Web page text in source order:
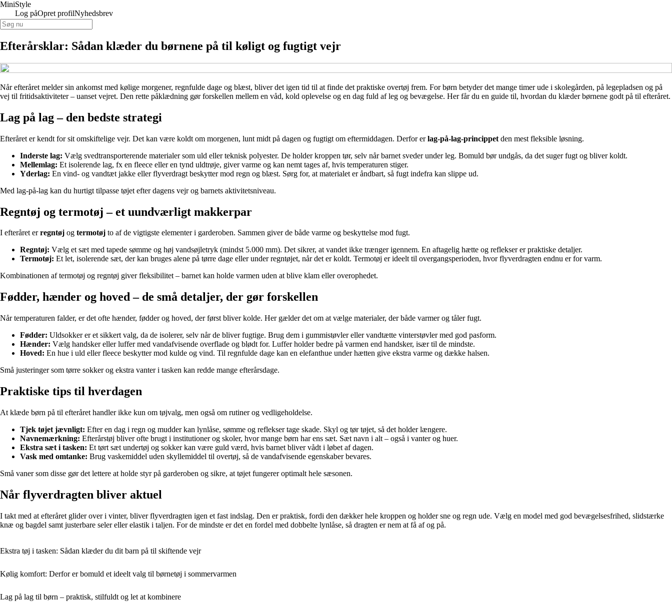
MiniStyle
Log påOpret profilNyhedsbrev
Efterårsklar: Sådan klæder du børnene på til køligt og fugtigt vejr
Når efteråret melder sin ankomst med kølige morgener, regnfulde dage og blæst, bliver det igen tid til at finde det praktiske overtøj frem. For børn betyder det mange timer ude i skolegården, på legepladsen og på
vej til fritidsaktiviteter – uanset vejret. Den rette påklædning gør forskellen mellem en våd, kold oplevelse og en dag fuld af leg og bevægelse. Her får du en guide til, hvordan du klæder børnene godt på til efteråret.
Lag på lag – den bedste strategi
Efteråret er kendt for sit omskiftelige vejr. Det kan være koldt om morgenen, lunt midt på dagen og fugtigt om eftermiddagen. Derfor erlag-på-lag-princippet den mest fleksible løsning.
Inderste lag: Vælg svedtransporterende materialer som uld eller teknisk polyester. De holder kroppen tør, selv når barnet sveder under leg. Bomuld bør undgås, da det suger fugt og bliver koldt.
Mellemlag: Et isolerende lag, fx en fleece eller en tynd uldtrøje, giver varme og kan nemt tages af, hvis temperaturen stiger.
Yderlag: En vind- og vandtæt jakke eller flyverdragt beskytter mod regn og blæst. Sørg for, at materialet er åndbart, så fugt indefra kan slippe ud.
Med lag-på-lag kan du hurtigt tilpasse tøjet efter dagens vejr og barnets aktivitetsniveau.
Regntøj og termotøj – et uundværligt makkerpar
I efteråret erregntøj og termotøj to af de vigtigste elementer i garderoben. Sammen giver de både varme og beskyttelse mod fugt.
Regntøj: Vælg et sæt med tapede sømme og høj vandsøjletryk (mindst 5.000 mm). Det sikrer, at vandet ikke trænger igennem. En aftagelig hætte og reflekser er praktiske detaljer.
Termotøj: Et let, isolerende sæt, der kan bruges alene på tørre dage eller under regntøjet, når det er koldt. Termotøj er ideelt til overgangsperioden, hvor flyverdragten endnu er for varm.
Kombinationen af termotøj og regntøj giver fleksibilitet – barnet kan holde varmen uden at blive klam eller overophedet.
Fødder, hænder og hoved – de små detaljer, der gør forskellen
Når temperaturen falder, er det ofte hænder, fødder og hoved, der først bliver kolde. Her gælder det om at vælge materialer, der både varmer og tåler fugt.
Fødder: Uldsokker er et sikkert valg, da de isolerer, selv når de bliver fugtige. Brug dem i gummistøvler eller vandtætte vinterstøvler med god pasform.
Hænder: Vælg handsker eller luffer med vandafvisende overflade og blødt for. Luffer holder bedre på varmen end handsker, især til de mindste.
Hoved: En hue i uld eller fleece beskytter mod kulde og vind. Til regnfulde dage kan en elefanthue under hætten give ekstra varme og dække halsen.
Små justeringer som tørre sokker og ekstra vanter i tasken kan redde mange efterårsdage.
Praktiske tips til hverdagen
At klæde børn på til efteråret handler ikke kun om tøjvalg, men også om rutiner og vedligeholdelse.
Tjek tøjet jævnligt: Efter en dag i regn og mudder kan lynlåse, sømme og reflekser tage skade. Skyl og tør tøjet, så det holder længere.
Navnemærkning: Efterårstøj bliver ofte brugt i institutioner og skoler, hvor mange børn har ens sæt. Sæt navn i alt – også i vanter og huer.
Ekstra sæt i tasken: Et tørt sæt undertøj og sokker kan være guld værd, hvis barnet bliver vådt i løbet af dagen.
Vask med omtanke: Brug vaskemiddel uden skyllemiddel til overtøj, så de vandafvisende egenskaber bevares.
Små vaner som disse gør det lettere at holde styr på garderoben og sikre, at tøjet fungerer optimalt hele sæsonen.
Når flyverdragten bliver aktuel
I takt med at efteråret glider over i vinter, bliver flyverdragten igen et fast indslag. Den er praktisk, fordi den dækker hele kroppen og holder sne og regn ude. Vælg en model med god bevægelsesfrihed, slidstærke
knæ og bagdel samt justerbare seler eller elastik i taljen. For de mindste er det en fordel med dobbelte lynlåse, så dragten er nem at få af og på.
Ekstra tøj i tasken: Sådan klæder du dit barn på til skiftende vejr
Kølig komfort: Derfor er bomuld et ideelt valg til børnetøj i sommervarmen
Lag på lag til børn – praktisk, stilfuldt og let at kombinere